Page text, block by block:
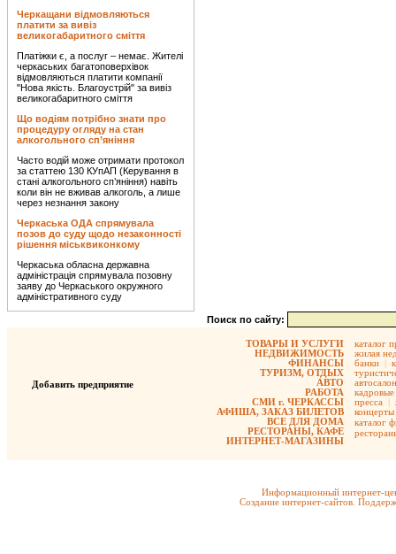
Черкащани відмовляються
платити за вивіз
великогабаритного сміття
Платіжки є, а послуг – немає. Жителі
черкаських багатоповерхівок
відмовляються платити компанії
"Нова якість. Благоустрій" за вивіз
великогабаритного сміття
Що водіям потрібно знати про
процедуру огляду на стан
алкогольного сп’яніння
Часто водій може отримати протокол
за статтею 130 КУпАП (Керування в
стані алкогольного сп’яніння) навіть
коли він не вживав алкоголь, а лише
через незнання закону
Черкаська ОДА спрямувала
позов до суду щодо незаконності
рішення міськвиконкому
Черкаська обласна державна
адміністрація спрямувала позовну
заяву до Черкаського окружного
адміністративного суду
Поиск по сайту:
Добавить предприятие
ТОВАРЫ И УСЛУГИ
НЕДВИЖИМОСТЬ
ФИНАНСЫ
ТУРИЗМ, ОТДЫХ
АВТО
РАБОТА
СМИ г. ЧЕРКАССЫ
АФИША, ЗАКАЗ БИЛЕТОВ
ВСЕ ДЛЯ ДОМА
РЕСТОРАНЫ, КАФЕ
ИНТЕРНЕТ-МАГАЗИНЫ
каталог
жилая
банки |
кадровые
пресса |
концерты
каталог
Информационный интернет-
Создание интернет-сайтов.